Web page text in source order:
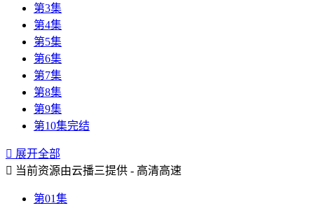
第3集
第4集
第5集
第6集
第7集
第8集
第9集
第10集完结
 展开全部
 当前资源由云播三提供 - 高清高速
第01集